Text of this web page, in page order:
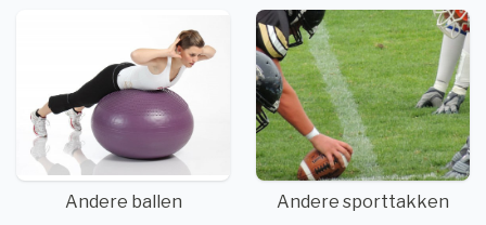
Andere ballen Andere sporttakken